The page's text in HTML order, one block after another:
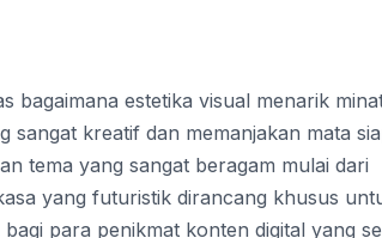
bagaimana estetika visual menarik
sangat kreatif dan memanjakan mata
tema yang sangat beragam mulai dari
yang futuristik dirancang khusus
para penikmat konten digital yang